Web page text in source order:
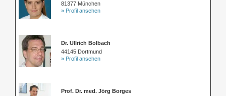
81377 München
» Profil ansehen
Dr. Ullrich Bolbach
44145 Dortmund
» Profil ansehen
Prof. Dr. med. Jörg Borges